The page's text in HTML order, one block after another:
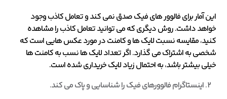
این آمار برای فالوور های فیک صدق نمی کند و تعامل کاذب وجود
خواهد داشت. روش دیگری که می توانید تعامل کاذب را مشاهده
کنید، مقایسه نسبت لایک ها و کامنت در مورد عکس هایی است که
شخصی به اشتراک می گذارد. اگر تعداد لایک ها نسب به کامنت ها
خیلی بیشتر باشد، به احتمال زیاد لایک خریداری شده است.
اینستاگرام فالوورهای فیک را شناسایی و پاک می کند.